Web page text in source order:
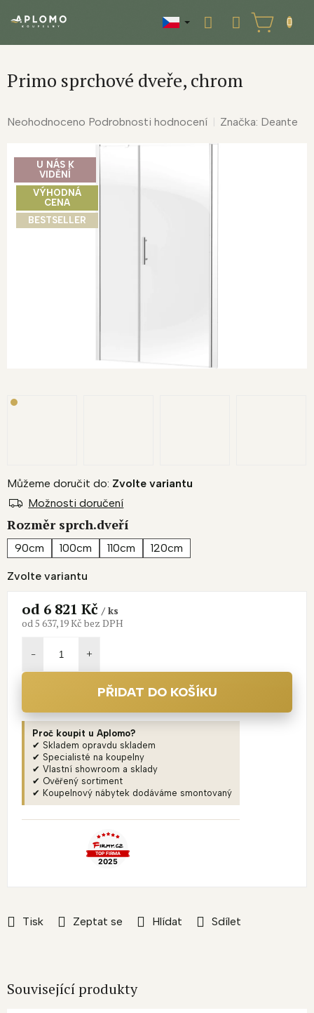
NÁKUPNÍ
KOŠÍK
Primo sprchové dveře, chrom
Průměrné
0,0
hvězdiček.
Neohodnoceno Podrobnosti hodnocení Značka: Deante
U NÁS K
VIDĚNÍ
VÝHODNÁ
CENA
BESTSELLER
Zvolte variantu
Můžeme doručit do: Zvolte variantu
Možnosti doručení
Rozměr sprch.dveří
90cm 100cm 110cm 120cm
Tisk Zeptat se Hlídat Sdílet
od 6 821 Kč / ks
od5 637,19 Kč bez DPH
PŘIDAT DO KOŠÍKU
Proč koupit u Aplomo?
✔ Skladem opravdu skladem
✔ Specialisté na koupelny
✔ Vlastní showroom a sklady
✔ Ověřený sortiment
✔ Koupelnový nábytek dodáváme smontovaný
Související produkty